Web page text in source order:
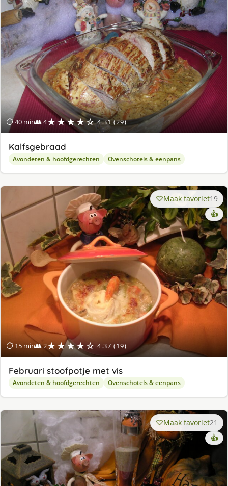
⏱ 40 min👥 4★★★★☆ 4.31 (29)
Kalfsgebraad
Avondeten & hoofdgerechten Ovenschotels & eenpans
⏱ 15 min👥 2★★★★☆ 4.37 (19)
Maak favoriet19
👍
Februari stoofpotje met vis
Avondeten & hoofdgerechten Ovenschotels & eenpans
Maak favoriet21
👍